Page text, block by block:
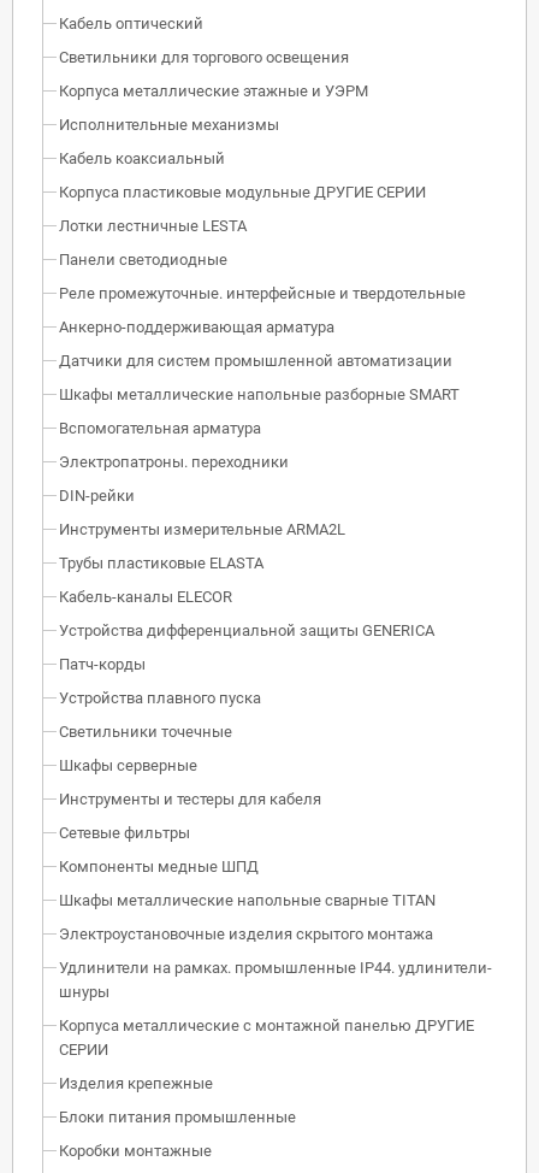
Кабель оптический
Светильники для торгового освещения
Корпуса металлические этажные и УЭРМ
Исполнительные механизмы
Кабель коаксиальный
Корпуса пластиковые модульные ДРУГИЕ СЕРИИ
Лотки лестничные LESTA
Панели светодиодные
Реле промежуточные. интерфейсные и твердотельные
Анкерно-поддерживающая арматура
Датчики для систем промышленной автоматизации
Шкафы металлические напольные разборные SMART
Вспомогательная арматура
Электропатроны. переходники
DIN-рейки
Инструменты измерительные ARMA2L
Трубы пластиковые ELASTA
Кабель-каналы ELECOR
Устройства дифференциальной защиты GENERICA
Патч-корды
Устройства плавного пуска
Светильники точечные
Шкафы серверные
Инструменты и тестеры для кабеля
Сетевые фильтры
Компоненты медные ШПД
Шкафы металлические напольные сварные TITAN
Электроустановочные изделия скрытого монтажа
Удлинители на рамках. промышленные IP44. удлинители-
шнуры
Корпуса металлические с монтажной панелью ДРУГИЕ
СЕРИИ
Изделия крепежные
Блоки питания промышленные
Коробки монтажные